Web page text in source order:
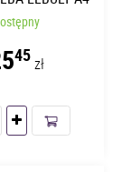
45zł